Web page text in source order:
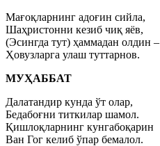
Мағоқларнинг адоғин сийла,
Шаҳристонни кезиб чиқ яёв,
(Эсингда тут) ҳаммадан олдин –
Ҳовузларга улаш туттарнов.
МУҲАББАТ
Далатандир кунда ўт олар,
Бедабоғни титкилар шамол.
Қишлоқларнинг кунгабоқарин
Ван Гог келиб ўпар бемалол.